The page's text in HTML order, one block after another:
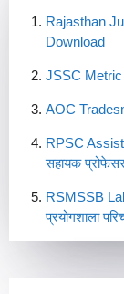
Rajasthan
Download
JSSC Metric
AOC
RPSC
सहायक
RSMSSB
प्रयोगशाला